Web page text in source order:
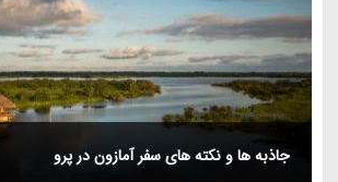
جاذبه ها و نکته های سفر آمازون در پرو